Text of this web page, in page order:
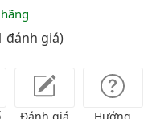
đánh giá)